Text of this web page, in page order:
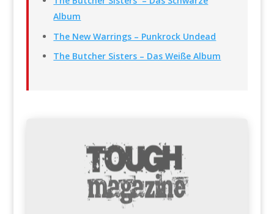
Album
The New Warrings – Punkrock Undead
The Butcher Sisters – Das Weiße Album